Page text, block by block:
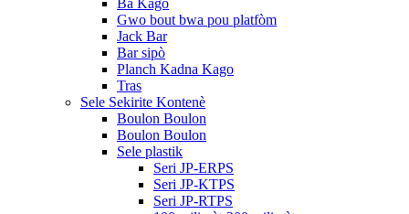
Ba Kago
Gwo bout bwa pou platfòm
Jack Bar
Bar sipò
Planch Kadna Kago
Tras
Sele Sekirite Kontenè
Boulon Boulon
Boulon Boulon
Sele plastik
Seri JP-ERPS
Seri JP-KTPS
Seri JP-RTPS